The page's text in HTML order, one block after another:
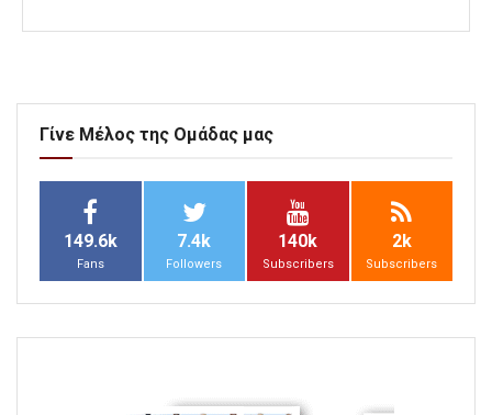
Γίνε Μέλος της Ομάδας μας
149.6k
Fans
7.4k
Followers
140k
Subscribers
2k
Subscribers